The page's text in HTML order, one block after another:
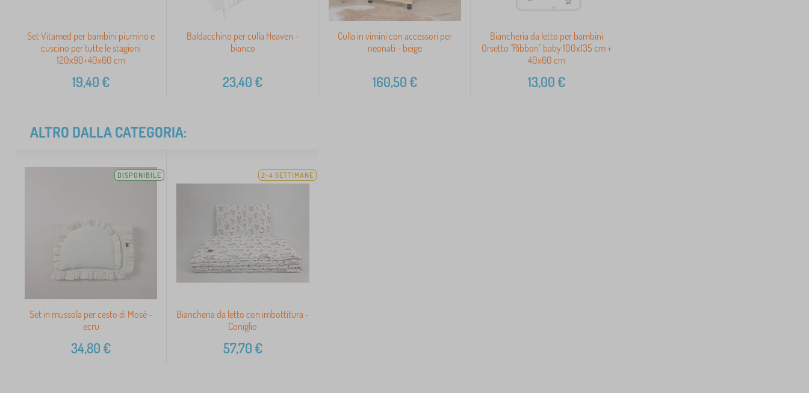
Set Vitamed per bambini piumino e
cuscino per tutte le stagioni
120x90+40x60 cm
19,40€
Baldacchino per culla Heaven -
bianco
23,40€
Culla in vimini con accessori per
neonati - beige
160,50€
Biancheria da letto per bambini
Orsetto "Ribbon" baby 100x135 cm +
40x60 cm
13,00€
ALTRO DALLA CATEGORIA:
DISPONIBILE
Set in mussola per cesto di Mosè -
ecru
34,80€
2-4 SETTIMANE
Biancheria da letto con imbottitura -
Coniglio
57,70€